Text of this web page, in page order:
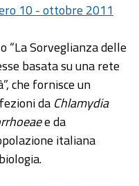
10 - ottobre 2011
“La Sorveglianza delle
basata su una rete
che fornisce un
da Chlamydia
e da
italiana